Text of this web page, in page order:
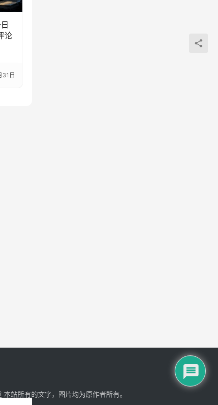
论
日
本站所有的文字，图片均为原作者所有。